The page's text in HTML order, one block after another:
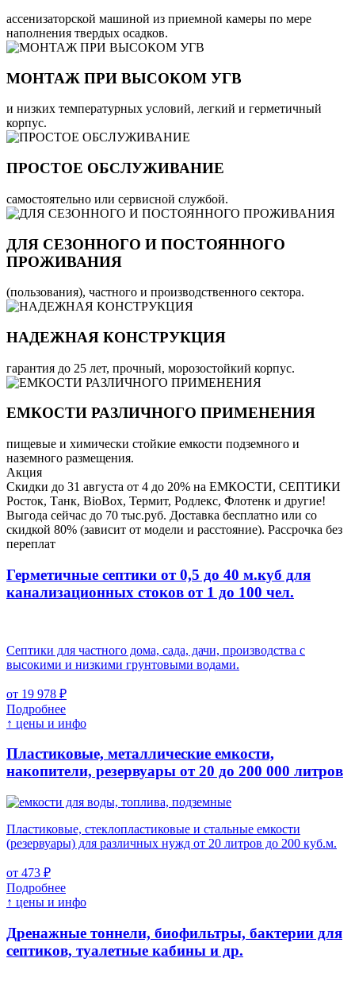
ассенизаторской машиной из приемной камеры по мере
наполнения твердых осадков.
МОНТАЖ ПРИ ВЫСОКОМ УГВ
и низких температурных условий, легкий и герметичный
корпус.
ПРОСТОЕ ОБСЛУЖИВАНИЕ
самостоятельно или сервисной службой.
ДЛЯ СЕЗОННОГО И ПОСТОЯННОГО
ПРОЖИВАНИЯ
(пользования), частного и производственного сектора.
НАДЕЖНАЯ КОНСТРУКЦИЯ
гарантия до 25 лет, прочный, морозостойкий корпус.
ЕМКОСТИ РАЗЛИЧНОГО ПРИМЕНЕНИЯ
пищевые и химически стойкие емкости подземного и
наземного размещения.
Акция
Скидки до 31 августа от 4 до 20% на ЕМКОСТИ, СЕПТИКИ
Росток, Танк, BioBox, Термит, Родлекс, Флотенк и другие!
Выгода сейчас до 70 тыс.руб. Доставка бесплатно или со
скидкой 80% (зависит от модели и расстояние). Рассрочка без
переплат
Герметичные септики от 0,5 до 40 м.куб для
канализационных стоков от 1 до 100 чел.
Септики для частного дома, сада, дачи, производства с
высокими и низкими грунтовыми водами.
от 19 978 ₽
Подробнее
↑ цены и инфо
Пластиковые, металлические емкости,
накопители, резервуары от 20 до 200 000 литров
Пластиковые, стеклопластиковые и стальные емкости
(резервуары) для различных нужд от 20 литров до 200 куб.м.
от 473 ₽
Подробнее
↑ цены и инфо
Дренажные тоннели, биофильтры, бактерии для
септиков, туалетные кабины и др.